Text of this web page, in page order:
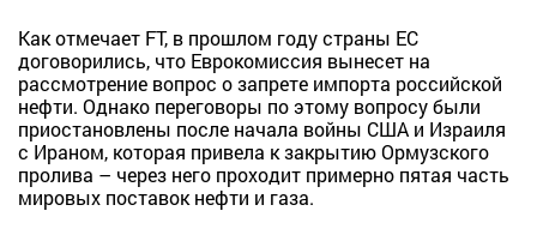
Как отмечает FT, в прошлом году страны ЕС
договорились, что Еврокомиссия вынесет на
рассмотрение вопрос о запрете импорта российской
нефти. Однако переговоры по этому вопросу были
приостановлены после начала войны США и Израиля
с Ираном, которая привела к закрытию Ормузского
пролива – через него проходит примерно пятая часть
мировых поставок нефти и газа.